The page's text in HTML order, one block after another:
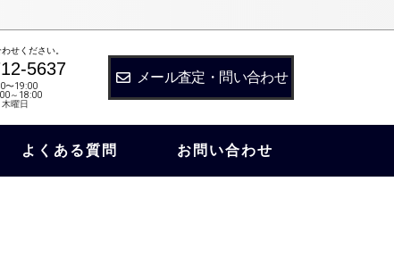
せください。
5637
〜19:00
～18:00
曜日
メール査定・問い合わせ
よくある質問 お問い合わせ